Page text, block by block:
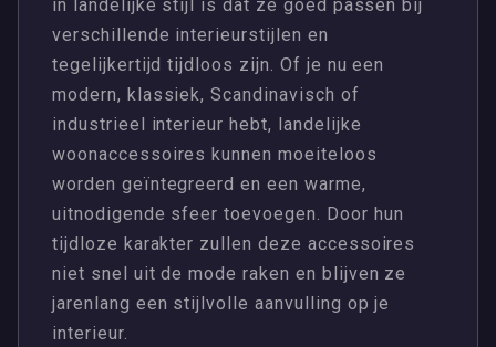
in landelijke stijl is dat ze goed passen bij
verschillende interieurstijlen en
tegelijkertijd tijdloos zijn. Of je nu een
modern, klassiek, Scandinavisch of
industrieel interieur hebt, landelijke
woonaccessoires kunnen moeiteloos
worden geïntegreerd en een warme,
uitnodigende sfeer toevoegen. Door hun
tijdloze karakter zullen deze accessoires
niet snel uit de mode raken en blijven ze
jarenlang een stijlvolle aanvulling op je
interieur.